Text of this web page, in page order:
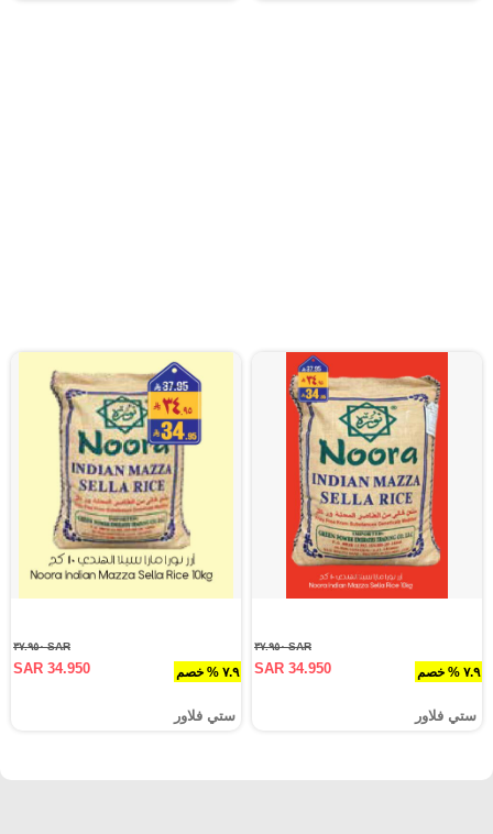
٧.٩ % خصم
SAR ٣٧.٩٥٠
SAR 34.950
ستي فلاور
٧.٩ % خصم
SAR ٣٧.٩٥٠
SAR 34.950
ستي فلاور